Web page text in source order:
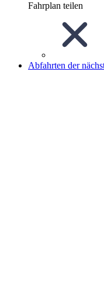
Fahrplan teilen
Abfahrten der